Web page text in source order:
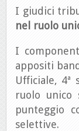
I giudici
nel ruolo
I
appositi
Ufficiale, 4ª
ruolo unico
punteggio
selettive.